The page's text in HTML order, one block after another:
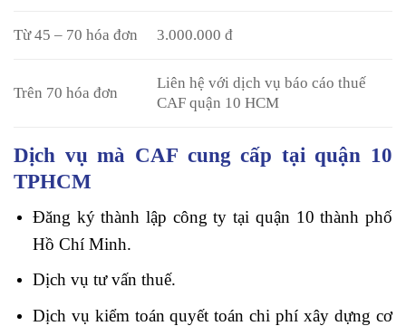
Từ 45 – 70 hóa đơn 3.000.000 đ
Trên 70 hóa đơn
Liên hệ với dịch vụ báo cáo thuế
CAF quận 10 HCM
Dịch vụ mà CAF cung cấp tại quận 10
TPHCM
Đăng ký thành lập công ty tại quận 10 thành phố
Hồ Chí Minh.
Dịch vụ tư vấn thuế.
Dịch vụ kiểm toán quyết toán chi phí xây dựng cơ